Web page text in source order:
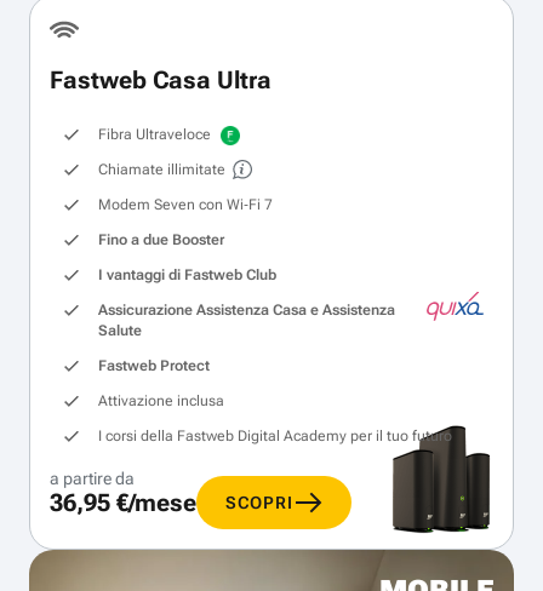
Fastweb Casa Ultra
Fibra Ultraveloce
Chiamate illimitate
Modem Seven con Wi‑Fi 7
Fino a due Booster
I vantaggi di Fastweb Club
Assicurazione Assistenza Casa e Assistenza
Salute
Fastweb Protect
Attivazione inclusa
I corsi della Fastweb Digital Academy per il tuo futuro
a partire da
36,95 €/mese SCOPRI